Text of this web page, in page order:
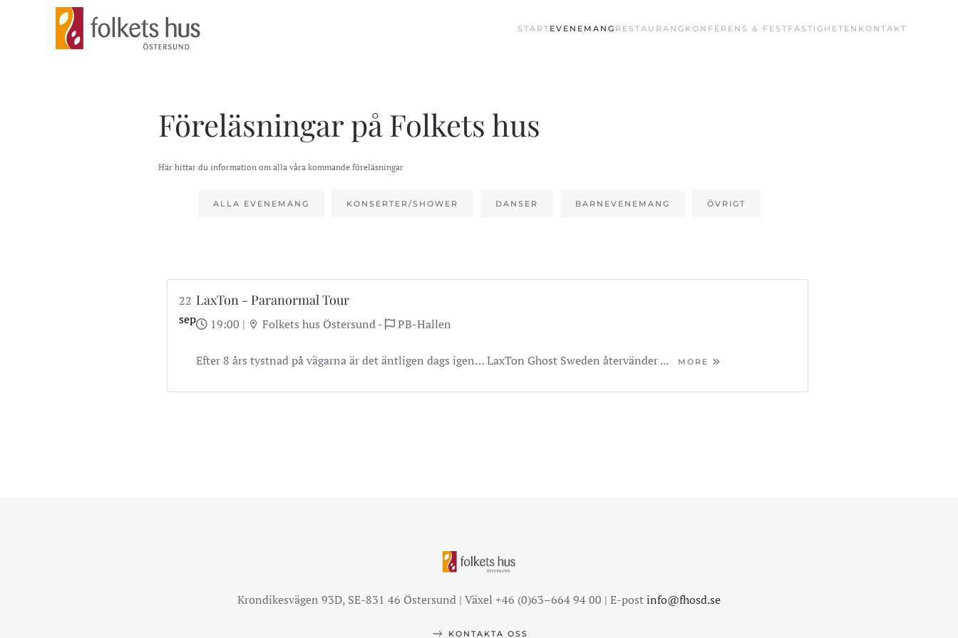
Skip to main content START EVENEMANG RESTAURANG KONFERENS & FEST FASTIGHETEN KONTAKT
Föreläsningar på Folkets hus
Här hittar du information om alla våra kommande föreläsningar
ALLA EVENEMANG KONSERTER/SHOWER DANSER BARNEVENEMANG ÖVRIGT
22
sep
LaxTon - Paranormal Tour
19:00 | Folkets hus Östersund - PB-Hallen
Efter 8 års tystnad på vägarna är det äntligen dags igen… LaxTon Ghost Sweden återvänder ... MORE
Krondikesvägen 93D, SE-831 46 Östersund | Växel +46 (0)63–664 94 00 | E-postinfo@fhosd.se
KONTAKTA OSS